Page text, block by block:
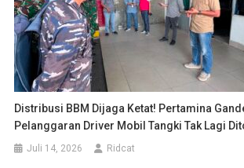
Distribusi BBM Dijaga Ketat! Pertamina
Pelanggaran Driver Mobil Tangki Tak Lagi
Juli 14, 2026 Ridcat